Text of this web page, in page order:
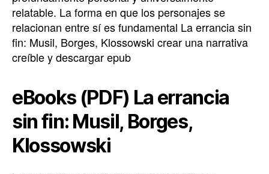
relatable. La forma en que los personajes se
relacionan entre sí es fundamental La errancia sin
fin: Musil, Borges, Klossowski crear una narrativa
creíble y descargar epub
eBooks (PDF) La errancia
sin fin: Musil, Borges,
Klossowski